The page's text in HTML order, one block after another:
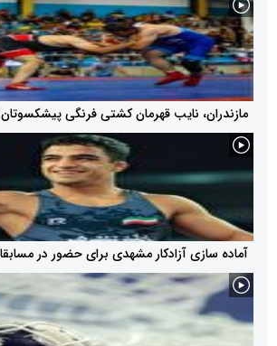
نایب قهرمان کشتی فرنگی پیشکسوتان کشور
آزادکار مشهدی برای حضور در مسابقات کشتی ناگویا